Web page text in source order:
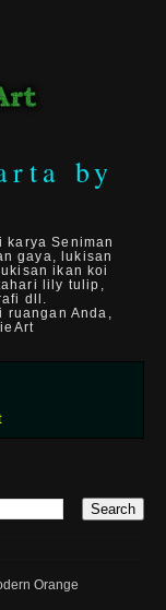
by
Seniman
gaya, lukisan
ikan koi
lily tulip,
dll.
Anda,
Orange